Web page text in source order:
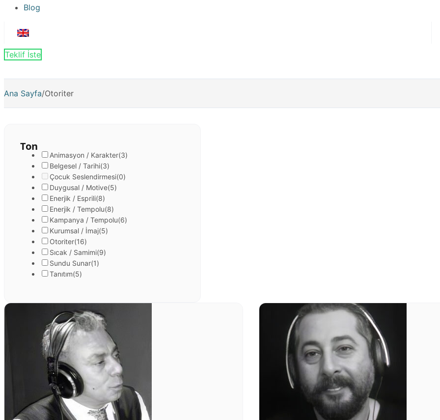
Blog
Teklif İste
Ana Sayfa/Otoriter
Ton
Animasyon / Karakter(3)
Belgesel / Tarihi(3)
Çocuk Seslendirmesi(0)
Duygusal / Motive(5)
Enerjik / Esprili(8)
Enerjik / Tempolu(8)
Kampanya / Tempolu(6)
Kurumsal / İmaj(5)
Otoriter(16)
Sıcak / Samimi(9)
Sundu Sunar(1)
Tanıtım(5)